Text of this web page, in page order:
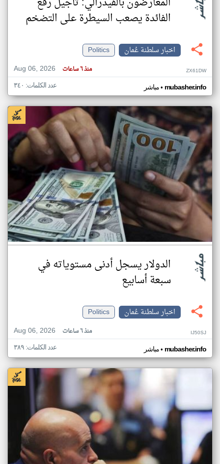
الفائدة يصعب السيطرة على التضخم
اخبار سلطنة عُمان
Politics
Aug 06, 2026
منذ ٦ ساعات ZX61DW
مباشر• mubasher.info عدد الكلمات: ٣٤٠
الدولار يسجل أدنى مستوياته في
سبعة أسابيع
اخبار سلطنة عُمان
Politics
Aug 06, 2026
منذ ٦ ساعات IJ50SJ
مباشر• mubasher.info عدد الكلمات: ٣٨٩